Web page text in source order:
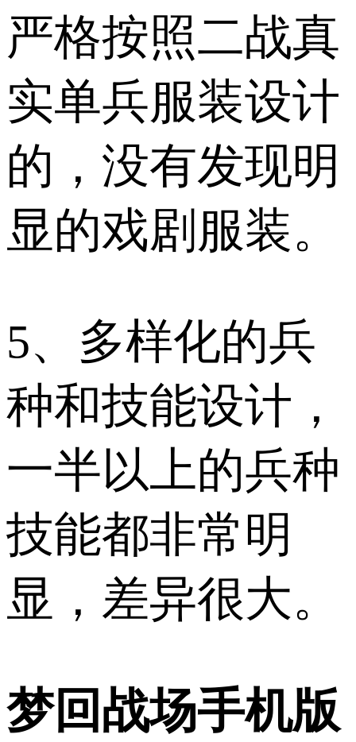
严格按照二战真
实单兵服装设计
的，没有发现明
显的戏剧服装。
5、多样化的兵
种和技能设计，
一半以上的兵种
技能都非常明
显，差异很大。
梦回战场手机版